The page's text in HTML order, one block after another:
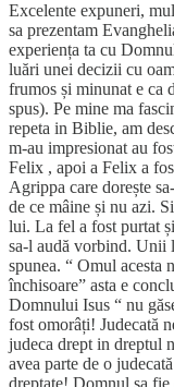
Excelente expuneri,
sa prezentam
experiența ta cu
luări unei decizii cu
frumos și minunat e ca
spus). Pe mine ma
repeta in Biblie, am
m-au impresionat au
Felix , apoi a Felix a
Agrippa care dorește
de ce mâine și nu azi.
lui. La fel a fost purtat
sa-l audă vorbind. Unii
spunea. “ Omul acesta
închisoare” asta e
Domnului Isus “ nu
fost omorâți! Judecată
judeca drept in dreptul
avea parte de o
dreptate! Domnul sa